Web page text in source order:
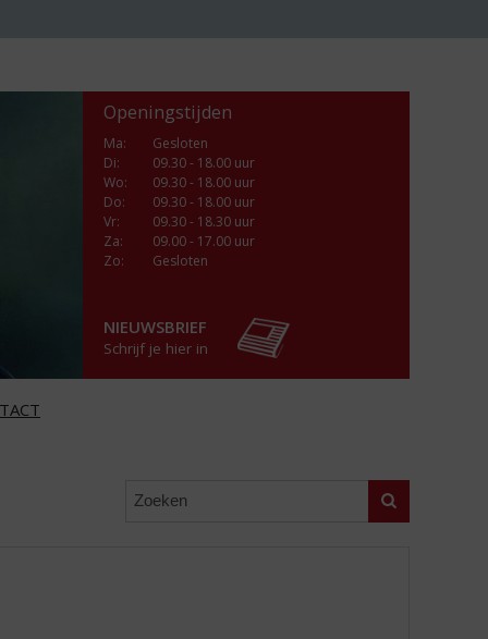
Openingstijden
Ma:
Gesloten
Di:
09.30 - 18.00 uur
Wo:
09.30 - 18.00 uur
Do:
09.30 - 18.00 uur
Vr:
09.30 - 18.30 uur
Za:
09.00 - 17.00 uur
Zo:
Gesloten
NIEUWSBRIEF
Schrijf je hier in
Zoeken